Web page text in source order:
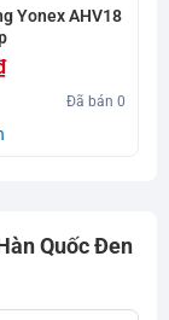
Yonex AHV18
Đã bán0
Quốc Đen